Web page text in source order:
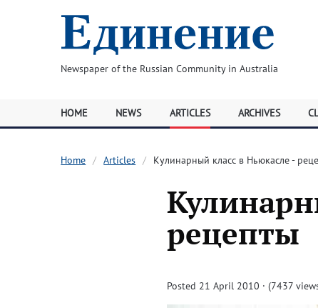
Newspaper of the Russian Community in Australia
HOME NEWS ARTICLES ARCHIVES
Home Articles Кулинарный класс в Ньюкасле -
рецепты
Posted 21 April 2010 · (7437